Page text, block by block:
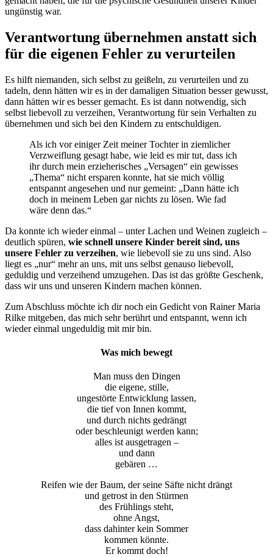
ungünstig war.
Verantwortung übernehmen anstatt sich
für die eigenen Fehler zu verurteilen
Es hilft niemanden, sich selbst zu geißeln, zu verurteilen und zu
tadeln, denn hätten wir es in der damaligen Situation besser gewusst,
dann hätten wir es besser gemacht. Es ist dann notwendig, sich
selbst liebevoll zu verzeihen, Verantwortung für sein Verhalten zu
übernehmen und sich bei den Kindern zu entschuldigen.
Als ich vor einiger Zeit meiner Tochter in ziemlicher
Verzweiflung gesagt habe, wie leid es mir tut, dass ich
ihr durch mein erzieherisches „Versagen“ ein gewisses
„Thema“ nicht ersparen konnte, hat sie mich völlig
entspannt angesehen und nur gemeint: „Dann hätte ich
doch in meinem Leben gar nichts zu lösen. Wie fad
wäre denn das.“
Da konnte ich wieder einmal – unter Lachen und Weinen zugleich –
deutlich spüren, wie schnell unsere Kinder bereit sind, uns
unsere Fehler zu verzeihen, wie liebevoll sie zu uns sind. Also
liegt es „nur“ mehr an uns, mit uns selbst genauso liebevoll,
geduldig und verzeihend umzugehen. Das ist das größte Geschenk,
dass wir uns und unseren Kindern machen können.
Zum Abschluss möchte ich dir noch ein Gedicht von Rainer Maria
Rilke mitgeben, das mich sehr berührt und entspannt, wenn ich
wieder einmal ungeduldig mit mir bin.
Was mich bewegt
Man muss den Dingen
die eigene, stille,
ungestörte Entwicklung lassen,
die tief von Innen kommt,
und durch nichts gedrängt
oder beschleunigt werden kann;
alles ist ausgetragen –
und dann
gebären …
Reifen wie der Baum, der seine Säfte nicht drängt
und getrost in den Stürmen
des Frühlings steht,
ohne Angst,
dass dahinter kein Sommer
kommen könnte.
Er kommt doch!